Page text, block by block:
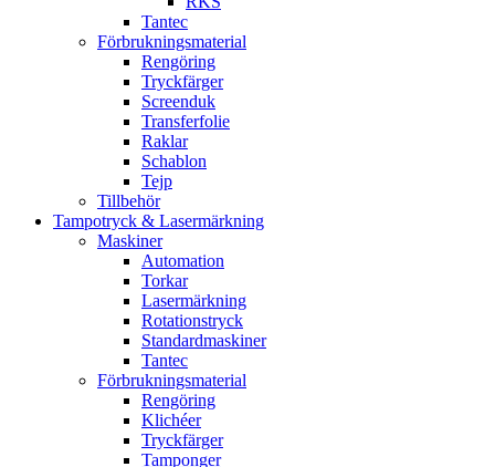
Tantec
Förbrukningsmaterial
Rengöring
Tryckfärger
Screenduk
Transferfolie
Raklar
Schablon
Tejp
Tillbehör
Tampotryck & Lasermärkning
Maskiner
Automation
Torkar
Lasermärkning
Rotationstryck
Standardmaskiner
Tantec
Förbrukningsmaterial
Rengöring
Klichéer
Tryckfärger
Tamponger